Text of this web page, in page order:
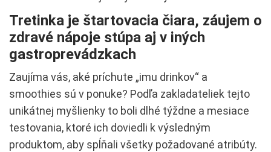
Tretinka je štartovacia čiara, záujem o
zdravé nápoje stúpa aj v iných
gastroprevádzkach
Zaujíma vás, aké príchute „imu drinkov“ a
smoothies sú v ponuke? Podľa zakladateliek tejto
unikátnej myšlienky to boli dlhé týždne a mesiace
testovania, ktoré ich doviedli k výsledným
produktom, aby spĺňali všetky požadované atribúty.